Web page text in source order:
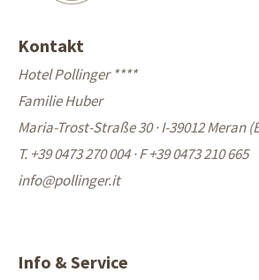
Kontakt
Hotel Pollinger ****
Familie Huber
Maria-Trost-Straße 30 · I-39012 Meran
T. +39 0473 270 004·F +39 0473 210 665
info@pollinger.it
Info & Service